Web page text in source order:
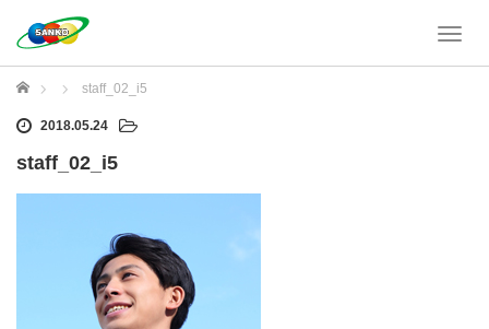
T
ホーム staff_02_i5
2018.05.24
staff_02_i5